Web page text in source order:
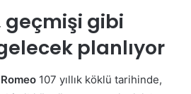
geçmişi gibi
planlıyor
107 yıllık köklü tarihinde,